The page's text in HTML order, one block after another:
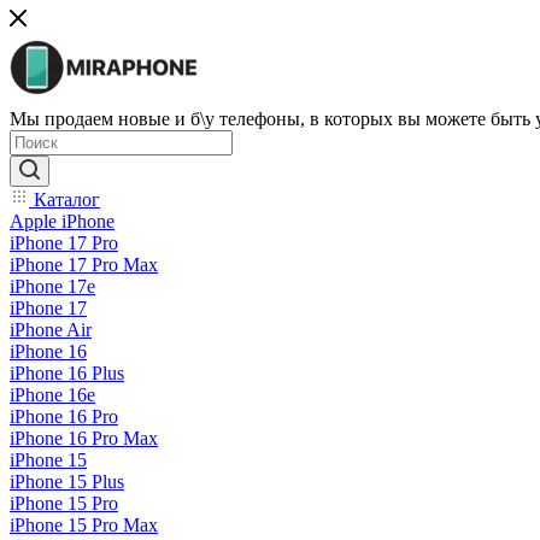
Мы продаем новые и б\у телефоны, в которых вы можете быть
Каталог
Apple iPhone
iPhone 17 Pro
iPhone 17 Pro Max
iPhone 17e
iPhone 17
iPhone Air
iPhone 16
iPhone 16 Plus
iPhone 16e
iPhone 16 Pro
iPhone 16 Pro Max
iPhone 15
iPhone 15 Plus
iPhone 15 Pro
iPhone 15 Pro Max